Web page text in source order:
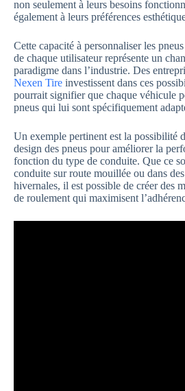
non seulement à leurs besoins
également à leurs préférences
Cette capacité à personnaliser les
de chaque utilisateur représente un
paradigme dans l’industrie. Des
Nexen Tire investissent dans ces
pourrait signifier que chaque véhicule
pneus qui lui sont spécifiquement
Un exemple pertinent est la possibilité
design des pneus pour améliorer la
fonction du type de conduite. Que ce
conduite sur route mouillée ou dans
hivernales, il est possible de créer des
de roulement qui maximisent